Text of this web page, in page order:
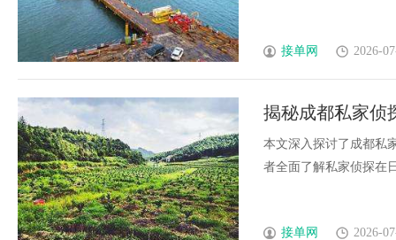
接单网 2026-
揭秘成都私家侦
本文深入探讨了成都私
者全面了解私家侦探在
接单网 2026-